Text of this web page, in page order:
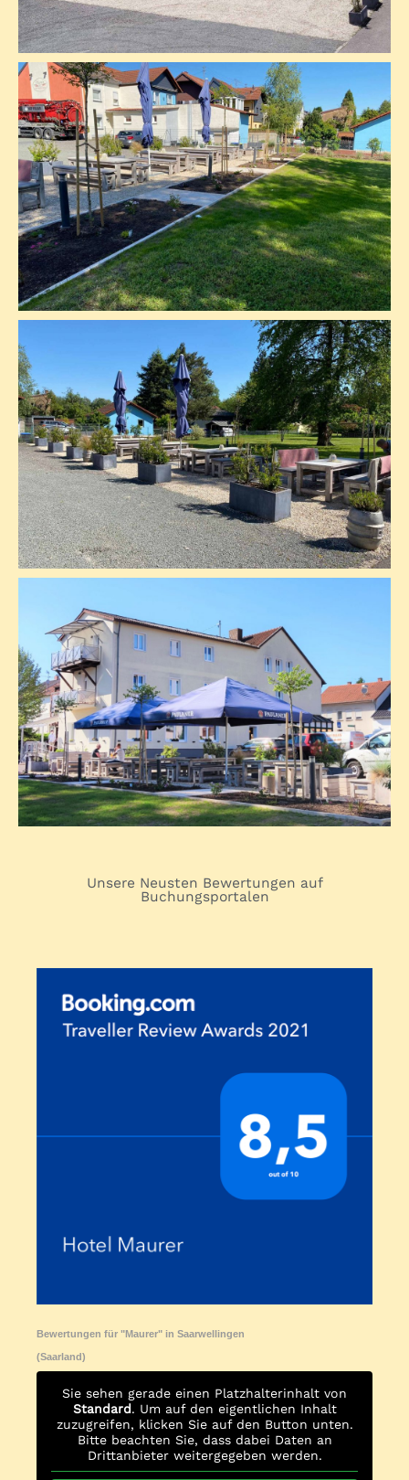
Unsere Neusten Bewertungen auf
Buchungsportalen
Bewertungen für "Maurer" in Saarwellingen
(Saarland)
Sie sehen gerade einen Platzhalterinhalt von
Standard. Um auf den eigentlichen Inhalt
zuzugreifen, klicken Sie auf den Button unten.
Bitte beachten Sie, dass dabei Daten an
Drittanbieter weitergegeben werden.